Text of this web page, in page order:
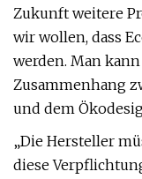
Zukunft weitere
wir wollen, dass
werden. Man
Zusammenhang
und dem
„Die Hersteller
diese